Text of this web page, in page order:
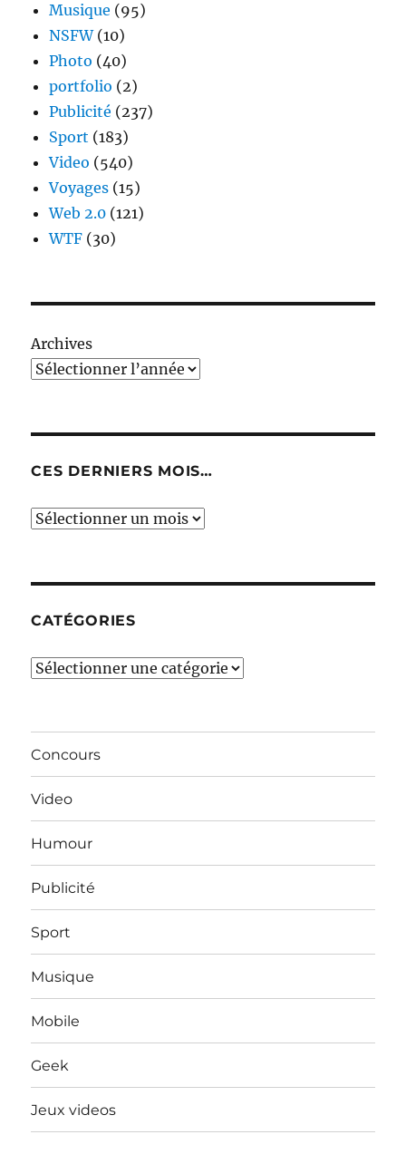
Musique (95)
NSFW(10)
Photo (40)
portfolio (2)
Publicité (237)
Sport (183)
Video (540)
Voyages (15)
Web 2.0 (121)
WTF (30)
Archives
CES DERNIERS MOIS…
Ces
CATÉGORIES
Catégories
Concours
Video
Humour
Publicité
Sport
Musique
Mobile
Geek
Jeux videos